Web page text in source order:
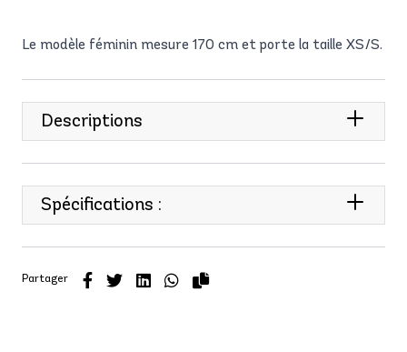
Le modèle féminin mesure 170 cm et porte la taille XS/S.
Descriptions
Spécifications :
Partager